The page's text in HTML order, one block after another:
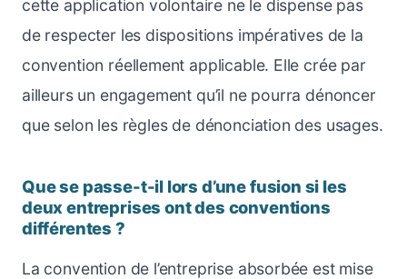
cette application volontaire ne le dispense pas
de respecter les dispositions impératives de la
convention réellement applicable. Elle crée par
ailleurs un engagement qu’il ne pourra dénoncer
que selon les règles de dénonciation des usages.
Que se passe-t-il lors d’une fusion si les
deux entreprises ont des conventions
différentes ?
La convention de l’entreprise absorbée est mise